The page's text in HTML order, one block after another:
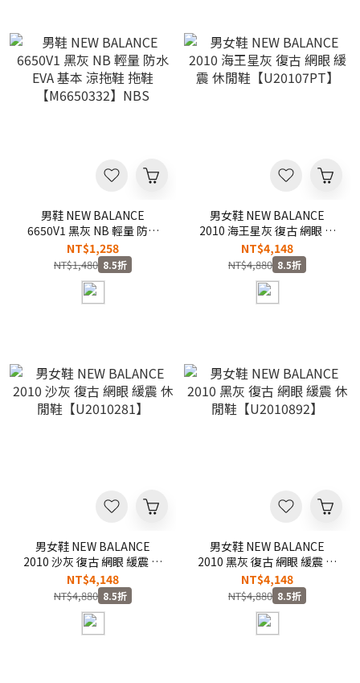
男鞋 NEW BALANCE
6650V1 黑灰 NB 輕量 防水
EVA 基本 涼拖鞋 拖鞋
【M6650332】NBS
NT$1,258
NT$1,480 8.5折
男女鞋 NEW BALANCE
2010 海王星灰 復古 網眼 緩
震 休閒鞋【U20107PT】
NT$4,148
NT$4,880 8.5折
男女鞋 NEW BALANCE
2010 沙灰 復古 網眼 緩震 休
閒鞋【U2010281】
NT$4,148
NT$4,880 8.5折
男女鞋 NEW BALANCE
2010 黑灰 復古 網眼 緩震 休
閒鞋【U2010892】
NT$4,148
NT$4,880 8.5折